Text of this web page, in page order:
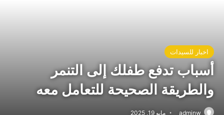
اخبار للسيدات
أسباب تدفع طفلك إلى التنمر
والطريقة الصحيحة للتعامل معه
adminw مايو 19, 2025